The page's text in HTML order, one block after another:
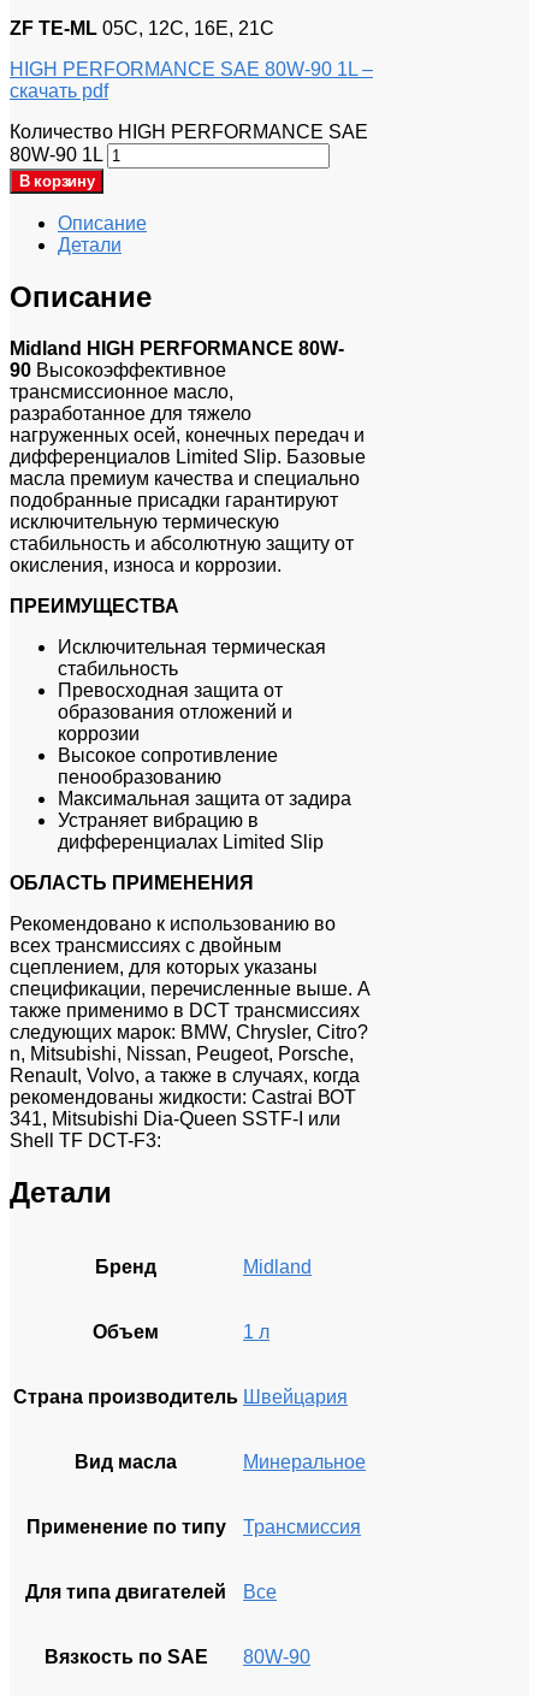
ZF TE-ML 05C, 12C, 16E, 21C
HIGH PERFORMANCE SAE 80W-90 1L –
скачать pdf
Количество HIGH PERFORMANCE SAE
80W-90 1L
В корзину
Описание
Детали
Описание
Midland HIGH PERFORMANCE 80W-
90 Высокоэффективное
трансмиссионное масло,
разработанное для тяжело
нагруженных осей, конечных передач и
дифференциалов Limited Slip. Базовые
масла премиум качества и специально
подобранные присадки гарантируют
исключительную термическую
стабильность и абсолютную защиту от
окисления, износа и коррозии.
ПРЕИМУЩЕСТВА
Исключительная термическая
стабильность
Превосходная защита от
образования отложений и
коррозии
Высокое сопротивление
пенообразованию
Максимальная защита от задира
Устраняет вибрацию в
дифференциалах Limited Slip
ОБЛАСТЬ ПРИМЕНЕНИЯ
Рекомендовано к использованию во
всех трансмиссиях с двойным
сцеплением, для которых указаны
спецификации, перечисленные выше. А
также применимо в DCT трансмиссиях
следующих марок: BMW, Chrysler, Citro?
n, Mitsubishi, Nissan, Peugeot, Porsche,
Renault, Volvo, a также в случаях, когда
рекомендованы жидкости: Castrai ВОТ
341, Mitsubishi Dia-Queen SSTF-I или
Shell TF DCT-F3:
Детали
Бренд Midland
Объем 1 л
Страна производитель Швейцария
Вид масла Минеральное
Применение по типу Трансмиссия
Для типа двигателей Все
Вязкость по SAE 80W-90